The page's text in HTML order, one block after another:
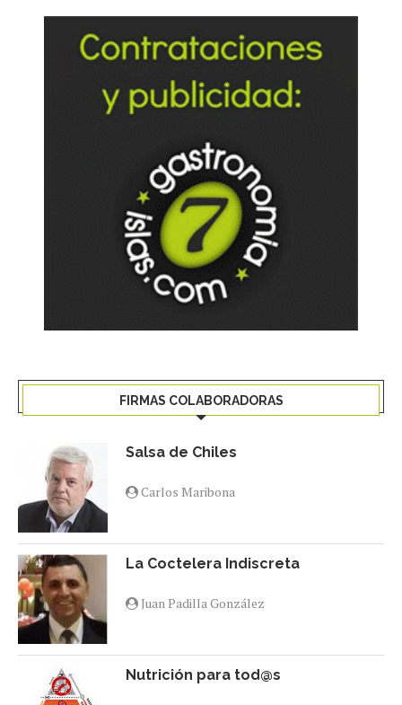
FIRMAS COLABORADORAS
Salsa de Chiles
Carlos Maribona
La Coctelera Indiscreta
Juan Padilla González
Nutrición para tod@s